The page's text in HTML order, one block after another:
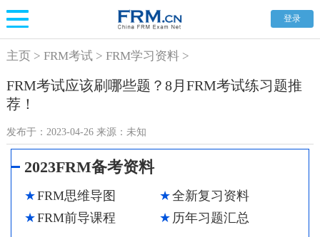
登录
主页> FRM考试 > FRM学习资料>
FRM考试应该刷哪些题？8月FRM考试练习题推
荐！
发布于： 2023-04-26来源： 未知
2023FRM备考资料
FRM思维导图
全新复习资料
FRM前导课程
历年习题汇总